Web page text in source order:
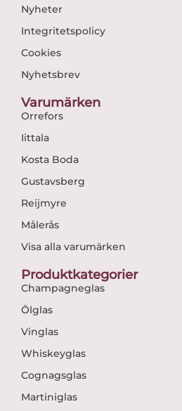
Nyheter
Integritetspolicy
Cookies
Nyhetsbrev
Varumärken
Orrefors
Iittala
Kosta Boda
Gustavsberg
Reijmyre
Målerås
Visa alla varumärken
Produktkategorier
Champagneglas
Ölglas
Vinglas
Whiskeyglas
Cognagsglas
Martiniglas